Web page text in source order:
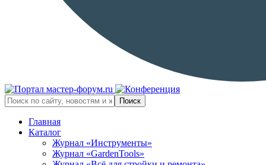
Главная
Каталог
Журнал «Инструменты»
Журнал «GardenTools»